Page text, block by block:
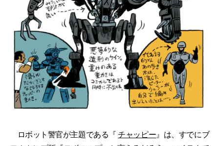
ロボット警官が主題である『チャッピー』は、すでにブ